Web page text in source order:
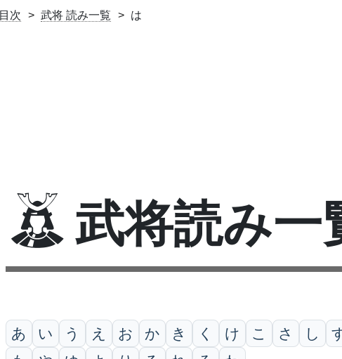
目次 武将 読み一覧 は
武将読み一
あ い う え お か き く け こ さ し